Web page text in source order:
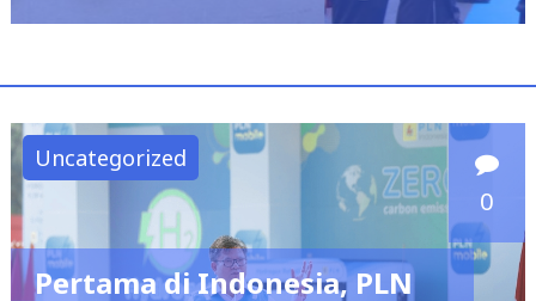
Uncategorized
0
Pertama di Indonesia, PLN